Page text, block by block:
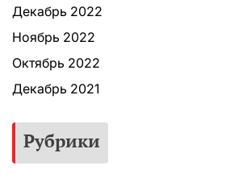
Декабрь 2022
Ноябрь 2022
Октябрь 2022
Декабрь 2021
Рубрики